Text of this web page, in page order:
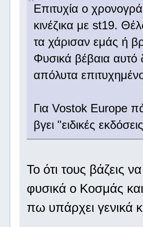
Επιτυχία ο
κινέζικα με st19.
τα χάρισαν εμάς ή
Φυσικά βέβαια αυτό
απόλυτα
Για Vostok Europe
βγει "ειδικές
Το ότι τους βάζεις
φυσικά ο Κοσμάς
πω υπάρχει γενικά